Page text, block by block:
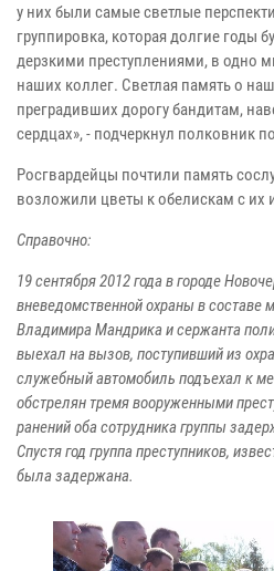
у них были самые светлые
группировка, которая долгие годы
дерзкими преступлениями, в одно
наших коллег. Светлая память о
преградивших дорогу бандитам,
сердцах», - подчеркнул полковник
Росгвардейцы почтили память
возложили цветы к обелискам с их
Справочно:
19 сентября 2012 года в городе
вневедомственной охраны в составе
Владимира Мандрика и сержанта
выехал на вызов, поступивший из
служебный автомобиль подъехал к
обстрелян тремя вооруженными
ранений оба сотрудника группы
Спустя год группа преступников,
была задержана.